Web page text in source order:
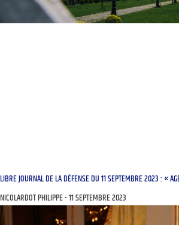
LIBRE JOURNAL DE LA DÉFENSE DU 11 SEPTEMBRE 2023 : «
NICOLARDOT PHILIPPE 11 SEPTEMBRE 2023